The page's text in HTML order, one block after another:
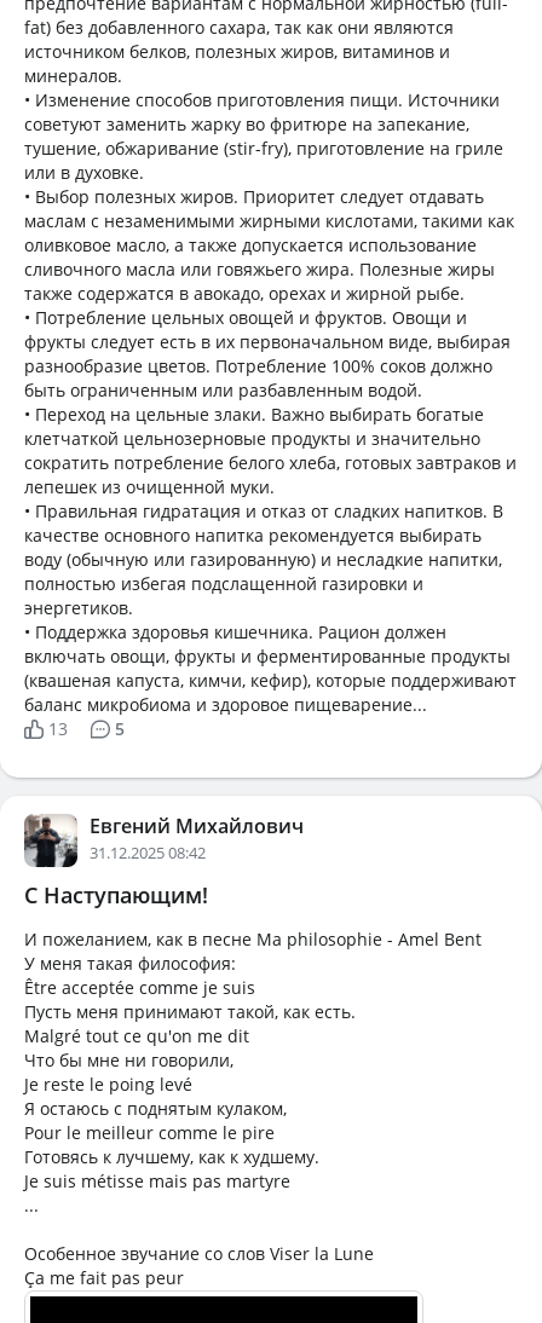
fat) без добавленного сахара, так как они являются
источником белков, полезных жиров, витаминов и
минералов.
• Изменение способов приготовления пищи. Источники
советуют заменить жарку во фритюре на запекание,
тушение, обжаривание (stir-fry), приготовление на гриле
или в духовке.
• Выбор полезных жиров. Приоритет следует отдавать
маслам с незаменимыми жирными кислотами, такими как
оливковое масло, а также допускается использование
сливочного масла или говяжьего жира. Полезные жиры
также содержатся в авокадо, орехах и жирной рыбе.
• Потребление цельных овощей и фруктов. Овощи и
фрукты следует есть в их первоначальном виде, выбирая
разнообразие цветов. Потребление 100% соков должно
быть ограниченным или разбавленным водой.
• Переход на цельные злаки. Важно выбирать богатые
клетчаткой цельнозерновые продукты и значительно
сократить потребление белого хлеба, готовых завтраков и
лепешек из очищенной муки.
• Правильная гидратация и отказ от сладких напитков. В
качестве основного напитка рекомендуется выбирать
воду (обычную или газированную) и несладкие напитки,
полностью избегая подслащенной газировки и
энергетиков.
• Поддержка здоровья кишечника. Рацион должен
включать овощи, фрукты и ферментированные продукты
(квашеная капуста, кимчи, кефир), которые поддерживают
баланс микробиома и здоровое пищеварение...
13
5
Евгений Михайлович
31.12.2025 08:42
С Наступающим!
И пожеланием, как в песне Ma philosophie - Amel Bent
У меня такая философия:
Être acceptée comme je suis
Пусть меня принимают такой, как есть.
Malgré tout ce qu'on me dit
Что бы мне ни говорили,
Je reste le poing levé
Я остаюсь с поднятым кулаком,
Pour le meilleur comme le pire
Готовясь к лучшему, как к худшему.
Je suis métisse mais pas martyre
...
Особенное звучание со слов Viser la Lune
Ça me fait pas peur